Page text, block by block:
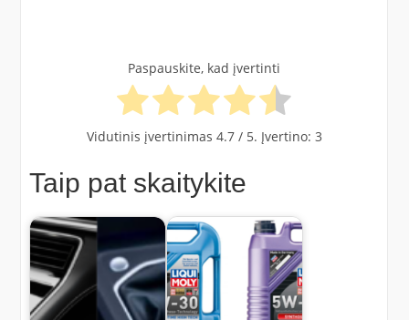
Paspauskite, kad įvertinti
Vidutinis įvertinimas 4.7/ 5. Įvertino: 3
Taip pat skaitykite